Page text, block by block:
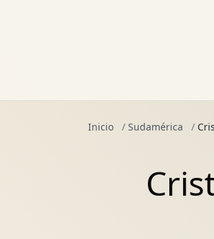
Inicio / Sudamérica /